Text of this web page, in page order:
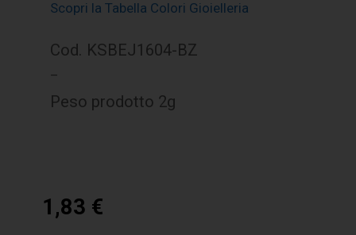
Scopri la Tabella Colori Gioielleria
Cod. KSBEJ1604-BZ
–
Peso prodotto 2g
1,83 €